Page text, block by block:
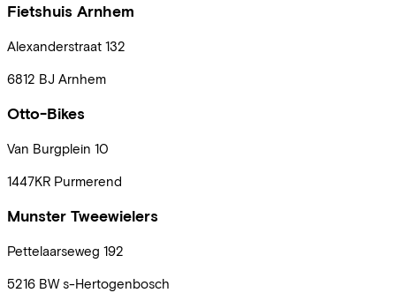
Fietshuis Arnhem
Alexanderstraat 132
6812 BJ Arnhem
Otto-Bikes
Van Burgplein 10
1447KR Purmerend
Munster Tweewielers
Pettelaarseweg 192
5216 BW s-Hertogenbosch